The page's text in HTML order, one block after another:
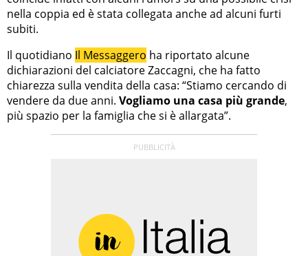
nella coppia ed è stata collegata anche ad alcuni furti
subiti.
Il quotidiano Il Messaggero ha riportato alcune
dichiarazioni del calciatore Zaccagni, che ha fatto
chiarezza sulla vendita della casa: “Stiamo cercando di
vendere da due anni. Vogliamo una casa più grande,
più spazio per la famiglia che si è allargata”.